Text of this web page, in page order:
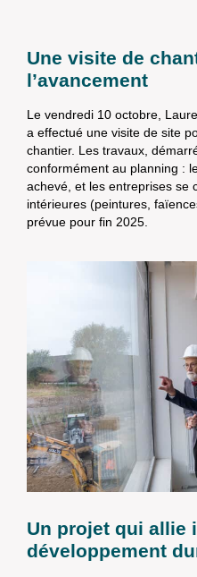
Une visite de
l’avancement
Le vendredi 10 octobre,
a effectué une visite de site
chantier. Les travaux,
conformément au planning :
achevé, et les entreprises se
intérieures (peintures,
prévue pour fin 2025.
Un projet qui allie
développement